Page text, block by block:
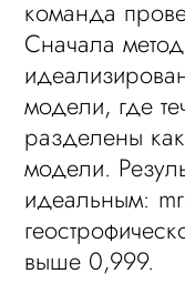
команда
Сначала
модели, где
разделены
модели.
идеальным:
выше 0,999.